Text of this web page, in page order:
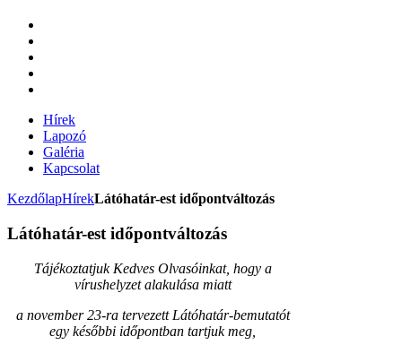
Hírek
Lapozó
Galéria
Kapcsolat
KezdőlapHírekLátóhatár-est időpontváltozás
Látóhatár-est időpontváltozás
Tájékoztatjuk Kedves Olvasóinkat, hogy a
vírushelyzet alakulása miatt
a november 23-ra tervezett Látóhatár-bemutatót
egy későbbi időpontban tartjuk meg,